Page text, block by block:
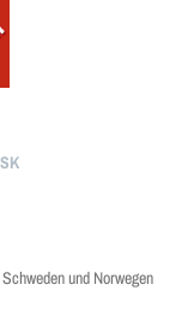
und Norwegen